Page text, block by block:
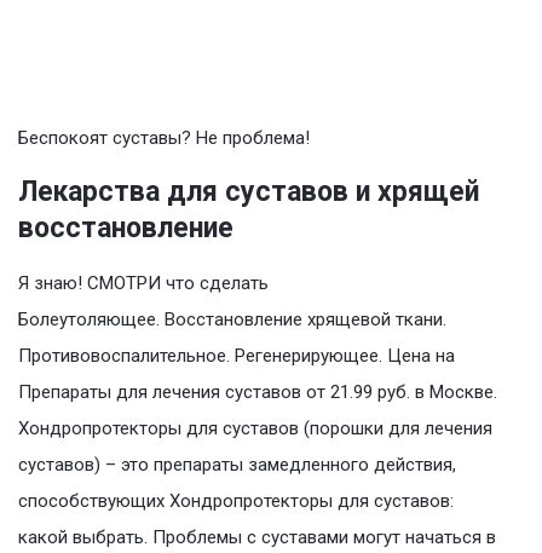
Беспокоят суставы? Не проблема!
Лекарства для суставов и хрящей
восстановление
Я знаю! СМОТРИ что сделать
Болеутоляющее. Восстановление хрящевой ткани.
Противовоспалительное. Регенерирующее. Цена на
Препараты для лечения суставов от 21.99 руб. в Москве.
Хондропротекторы для суставов (порошки для лечения
суставов) – это препараты замедленного действия,
способствующих Хондропротекторы для суставов:
какой выбрать. Проблемы с суставами могут начаться в